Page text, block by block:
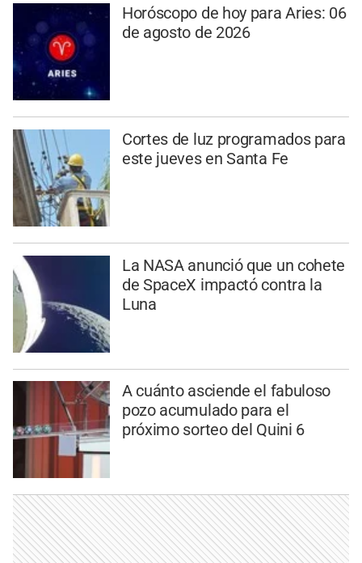
Horóscopo de hoy para Aries: 06
de agosto de 2026
Cortes de luz programados para
este jueves en Santa Fe
La NASA anunció que un cohete
de SpaceX impactó contra la
Luna
A cuánto asciende el fabuloso
pozo acumulado para el
próximo sorteo del Quini 6